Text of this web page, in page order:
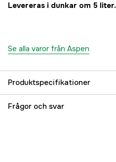
Levereras i dunkar om 5 liter.
Se alla varor från Aspen
Produktspecifikationer
Referensnummer
Frågor och svar